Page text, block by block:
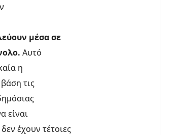
μέσα σε
Αυτό
η
τις
είναι
δεν έχουν τέτοιες